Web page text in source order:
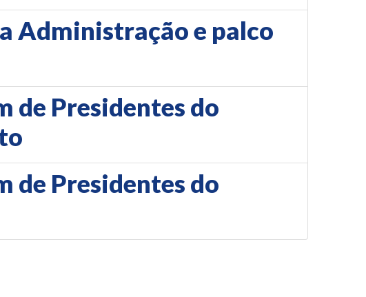
Administração e palco
de Presidentes do
de Presidentes do